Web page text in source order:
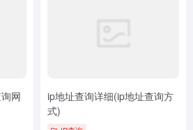
网
ip地址查询详细(ip地址查询方
式)